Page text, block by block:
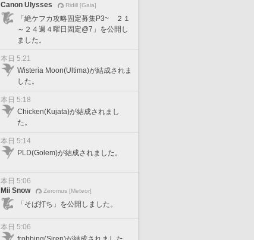
Canon Ulysses
Ridill [Gaia]
「絶ケフカ攻略固定募集P3~ ２１
～２４週４曜日固定@7」を公開し
ました。
本日 5:21
Wisteria Moon(Ultima)が結成されま
した。
本日 5:18
Chicken(Kujata)が結成されまし
た。
本日 5:14
PLD(Golem)が結成されました。
本日 5:06
Mii Snow
Zeromus [Meteor]
「そば打ち」を公開しました。
本日 5:06